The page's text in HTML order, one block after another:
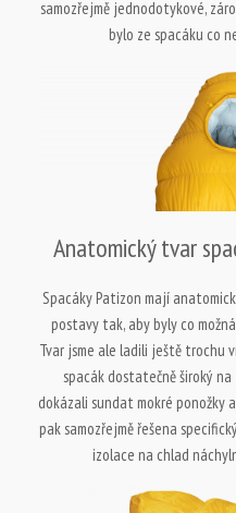
samozřejmě jednodotykové,
bylo ze spacáku co
Anatomický tvar
Spacáky Patizon mají
postavy tak, aby byly co
Tvar jsme ale ladili ještě trochu
spacák dostatečně široký
dokázali sundat mokré ponožky
pak samozřejmě řešena
izolace na chlad